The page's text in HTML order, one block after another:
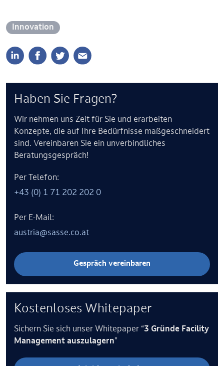
Innovation
Haben Sie Fragen?
Wir nehmen uns Zeit für Sie und erarbeiten
Konzepte, die auf Ihre Bedürfnisse maßgeschneidert
sind. Vereinbaren Sie ein unverbindliches
Beratungsgespräch!
Per Telefon:
+43 (0) 1 71 202 202 0
Per E-Mail:
austria@sasse.co.at
Gespräch vereinbaren
Kostenloses Whitepaper
Sichern Sie sich unser Whitepaper “3 Gründe Facility
Management auszulagern”